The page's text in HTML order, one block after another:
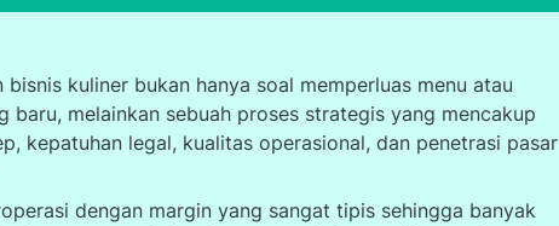
bisnis kuliner bukan hanya soal memperluas menu atau
baru, melainkan sebuah proses strategis yang mencakup
kepatuhan legal, kualitas operasional, dan penetrasi pasar
dengan margin yang sangat tipis sehingga banyak